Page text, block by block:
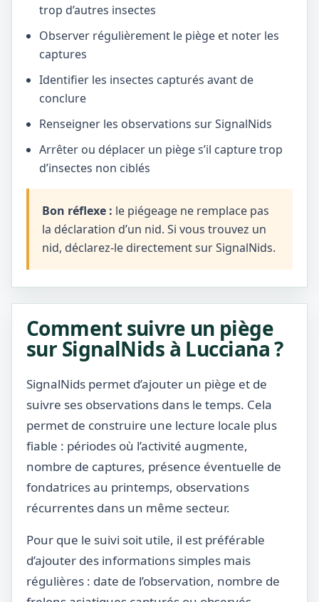
trop d’autres insectes
Observer régulièrement le piège et noter les
captures
Identifier les insectes capturés avant de
conclure
Renseigner les observations sur SignalNids
Arrêter ou déplacer un piège s’il capture trop
d’insectes non ciblés
Bon réflexe : le piégeage ne remplace pas
la déclaration d’un nid. Si vous trouvez un
nid, déclarez-le directement sur SignalNids.
Comment suivre un piège
sur SignalNids à Lucciana ?
SignalNids permet d’ajouter un piège et de
suivre ses observations dans le temps. Cela
permet de construire une lecture locale plus
fiable : périodes où l’activité augmente,
nombre de captures, présence éventuelle de
fondatrices au printemps, observations
récurrentes dans un même secteur.
Pour que le suivi soit utile, il est préférable
d’ajouter des informations simples mais
régulières : date de l’observation, nombre de